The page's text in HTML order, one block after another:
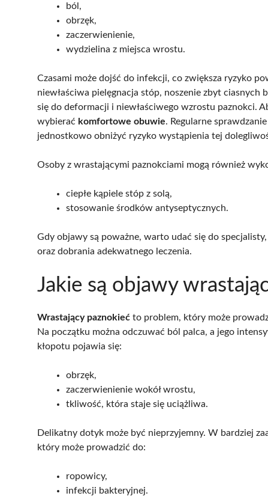
ból,
obrzęk,
zaczerwienienie,
wydzielina z miejsca wrostu.
Czasami może dojść do infekcji, co zwiększa ryzyko
niewłaściwa pielęgnacja stóp, noszenie zbyt
się do deformacji i niewłaściwego wzrostu paznokci.
wybierać komfortowe obuwie. Regularne
jednostkowo obniżyć ryzyko wystąpienia tej
Osoby z wrastającymi paznokciami mogą również
ciepłe kąpiele stóp z solą,
stosowanie środków antyseptycznych.
Gdy objawy są poważne, warto udać się do
oraz dobrania adekwatnego leczenia.
Jakie są objawy
Wrastający paznokieć to problem, który może
Na początku można odczuwać ból palca, a jego
kłopotu pojawia się:
obrzęk,
zaczerwienienie wokół wrostu,
tkliwość, która staje się uciążliwa.
Delikatny dotyk może być nieprzyjemny. W bardziej
który może prowadzić do:
ropowicy,
infekcji bakteryjnej.